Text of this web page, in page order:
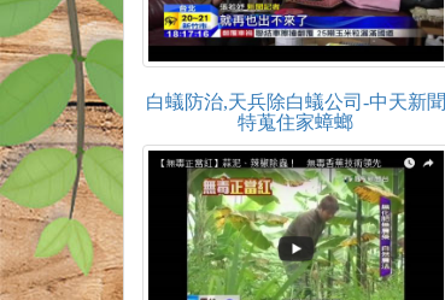
白蟻防治,天兵除白蟻公司-中天新聞
特蒐住家蟑螂